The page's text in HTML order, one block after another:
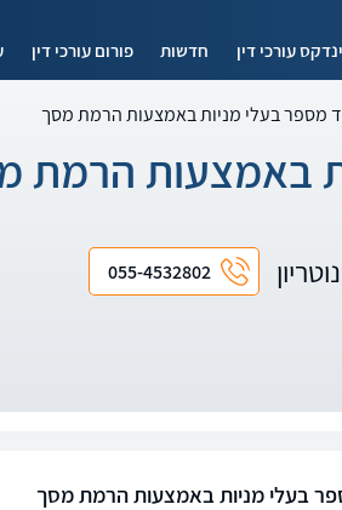
עורכי דין חדשות פורום עורכי דין
מספר בעלי מניות באמצעות הרמת מסך
באמצעות הרמת
055-4532802
בעלי מניות באמצעות הרמת מסך